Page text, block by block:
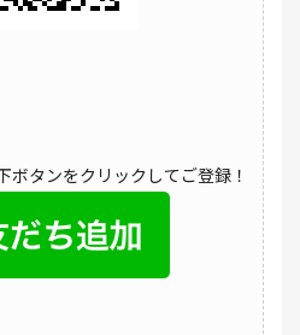
ボタンをクリックしてご登録！